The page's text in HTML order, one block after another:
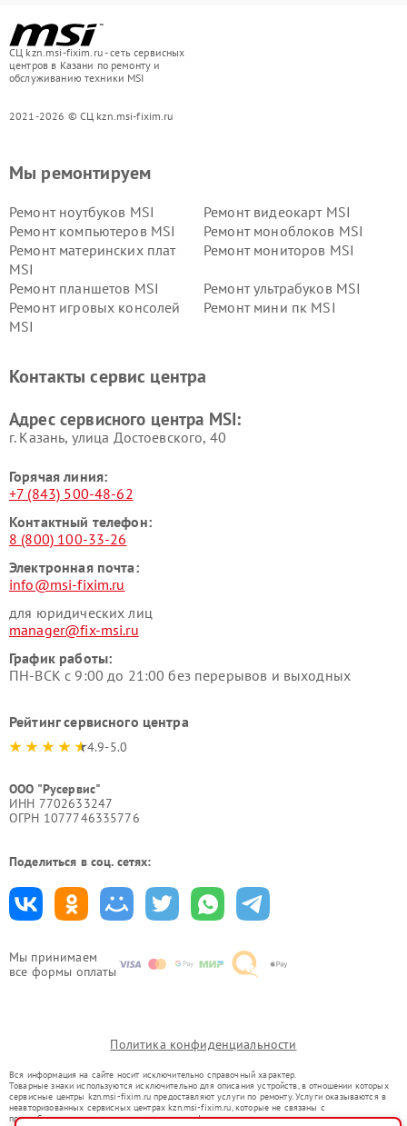
СЦ kzn.msi-fixim.ru - сеть сервисных
центров в Казани по ремонту и
обслуживанию техники MSI
2021-2026 © СЦ kzn.msi-fixim.ru
Мы принимаем
все формы оплаты
Мы ремонтируем
Ремонт ноутбуков MSI
Ремонт видеокарт MSI
Ремонт компьютеров MSI
Ремонт моноблоков MSI
Ремонт материнских плат
MSI
Ремонт мониторов MSI
Ремонт планшетов MSI
Ремонт ультрабуков MSI
Ремонт игровых консолей
MSI
Ремонт мини пк MSI
Контакты сервис центра
Адрес сервисного центра MSI:
г. Казань, улица Достоевского, 40
Горячая линия:
+7 (843) 500-48-62
Контактный телефон:
8 (800) 100-33-26
Электронная почта:
info@msi-fixim.ru
для юридических лиц
manager@fix-msi.ru
График работы:
ПН-ВСК с 9:00 до 21:00 без перерывов и выходных
Рейтинг сервисного центра
4.9-5.0
ООО "Русервис"
ИНН 7702633247
ОГРН 1077746335776
Поделиться в соц. сетях:
Политика конфиденциальности
Вся информация на сайте носит исключительно справочный характер.
Товарные знаки используются исключительно для описания устройств, в отношении которых
сервисные центры kzn.msi-fixim.ru предоставляют услуги по ремонту. Услуги оказываются в
неавторизованных сервисных центрах kzn.msi-fixim.ru, которые не связаны с
правообладателями товарных знаков или их официальными представителями.